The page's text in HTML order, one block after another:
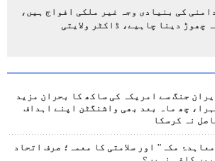
کی بنیادی وجہ غیر ملکی افواج ہیں،
چھوڑ دینا چاہیے، ڈاکٹر ولایتی
جنگ سے امریکہ کی ساکھ کا بحران مزید
چھ ماہ بعد بھی واشنگٹن اپنے اہداف
نہ کرسکا
مکہ" اور سلامتی کا معمہ؛ صرف اتحاد